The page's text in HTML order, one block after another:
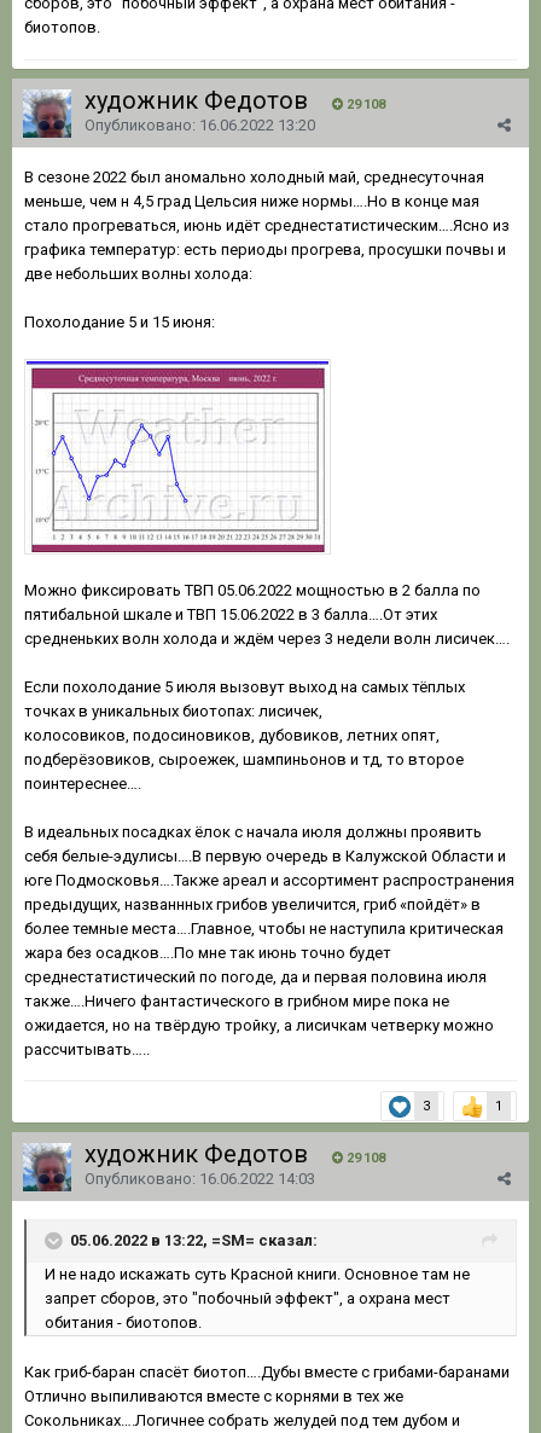
биотопов.
художник Федотов 29 108
Опубликовано: 16.06.2022 13:20
В сезоне 2022 был аномально холодный май, среднесуточная
меньше, чем н 4,5 град Цельсия ниже нормы….Но в конце мая
стало прогреваться, июнь идёт среднестатистическим….Ясно из
графика температур: есть периоды прогрева, просушки почвы и
две небольших волны холода:
Похолодание 5 и 15 июня:
Можно фиксировать ТВП 05.06.2022 мощностью в 2 балла по
пятибальной шкале и ТВП 15.06.2022 в 3 балла….От этих
средненьких волн холода и ждём через 3 недели волн лисичек ….
Если похолодание 5 июля вызовут выход на самых тёплых
точках в уникальных биотопах: лисичек,
колосовиков, подосиновиков, дубовиков, летних опят,
подберёзовиков, сыроежек, шампиньонов и тд, то второе
поинтереснее….
В идеальных посадках ёлок с начала июля должны проявить
себя белые-эдулисы….В первую очередь в Калужской Области и
юге Подмосковья….Также ареал и ассортимент распространения
предыдущих, названнных грибов увеличится, гриб «пойдёт» в
более темные места….Главное, чтобы не наступила критическая
жара без осадков….По мне так июнь точно будет
среднестатистический по погоде, да и первая половина июля
также….Ничего фантастического в грибном мире пока не
ожидается, но на твёрдую тройку, а лисичкам четверку можно
рассчитывать…..
3 1
художник Федотов 29 108
Опубликовано: 16.06.2022 14:03
05.06.2022 в 13:22, =SM= сказал:
И не надо искажать суть Красной книги. Основное там не
запрет сборов, это "побочный эффект", а охрана мест
обитания - биотопов.
Как гриб-баран спасёт биотоп….Дубы вместе с грибами-баранами
Отлично выпиливаются вместе с корнями в тех же
Сокольниках….Логичнее собрать желудей под тем дубом и